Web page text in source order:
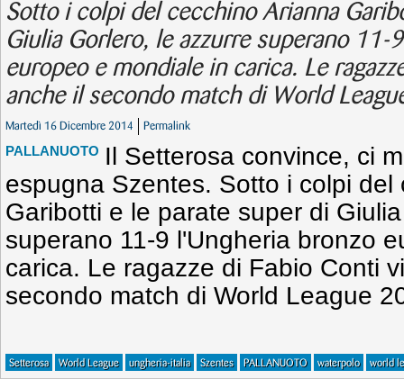
Sotto i colpi del cecchino Arianna
Giulia Gorlero, le azzurre superano 11-
europeo e mondiale in carica. Le
anche il secondo match di World
Martedì 16 Dicembre 2014 Permalink
PALLANUOTO Il Setterosa convince, ci
espugna Szentes. Sotto i colpi del
Garibotti e le parate super di
superano 11-9 l'Ungheria bronzo
carica. Le ragazze di Fabio Conti
secondo match di World League
Setterosa World League ungheria-italia Szentes PALLANUOTO waterpolo world